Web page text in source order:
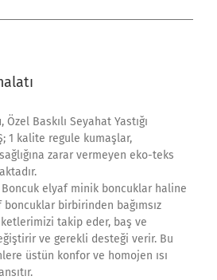
Yastığı
, Özel Baskılı Seyahat Yastığı
1 kalite regule kumaşlar,
zarar vermeyen eko-teks
Boncuk elyaf minik boncuklar haline
birbirinden bağımsız
takip eder, baş ve
ve gerekli desteği verir. Bu
üstün konfor ve homojen ısı